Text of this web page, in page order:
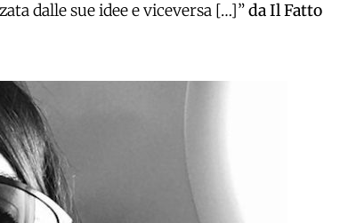
dalle sue idee e viceversa […]”da Il Fatto